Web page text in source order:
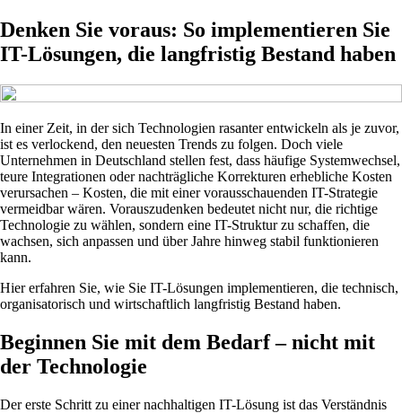
Denken Sie voraus: So implementieren Sie
IT-Lösungen, die langfristig Bestand haben
In einer Zeit, in der sich Technologien rasanter entwickeln als je zuvor,
ist es verlockend, den neuesten Trends zu folgen. Doch viele
Unternehmen in Deutschland stellen fest, dass häufige Systemwechsel,
teure Integrationen oder nachträgliche Korrekturen erhebliche Kosten
verursachen – Kosten, die mit einer vorausschauenden IT-Strategie
vermeidbar wären. Vorauszudenken bedeutet nicht nur, die richtige
Technologie zu wählen, sondern eine IT-Struktur zu schaffen, die
wachsen, sich anpassen und über Jahre hinweg stabil funktionieren
kann.
Hier erfahren Sie, wie Sie IT-Lösungen implementieren, die technisch,
organisatorisch und wirtschaftlich langfristig Bestand haben.
Beginnen Sie mit dem Bedarf – nicht mit
der Technologie
Der erste Schritt zu einer nachhaltigen IT-Lösung ist das Verständnis